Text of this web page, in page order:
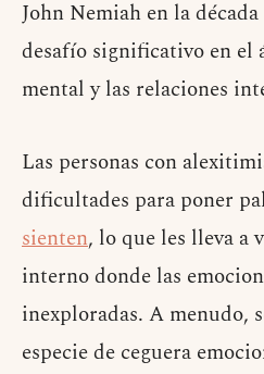
John Nemiah en la
desafío significativo en el
mental y las relaciones
Las personas con
dificultades para poner
sienten, lo que les lleva a
interno donde las
inexploradas. A menudo,
especie de ceguera